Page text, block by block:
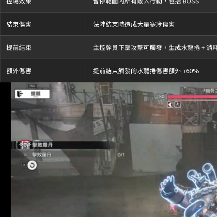
結束傷害 法陣結束時造成大量寒冷傷害
提前結束 主控幹員下墜攻擊可觸發，生成水龍捲 + 消
額外傷害 提前結束觸發的水龍捲傷害額外 +60%